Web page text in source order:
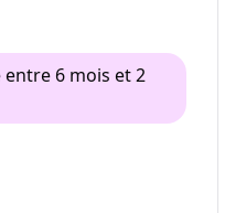
entre 6 mois et 2